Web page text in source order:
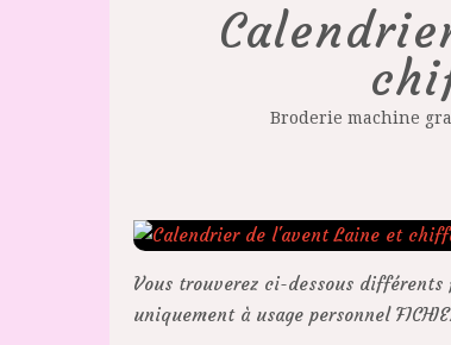
Broderie machine
Vous trouverez ci-dessous
uniquement à usage personnel